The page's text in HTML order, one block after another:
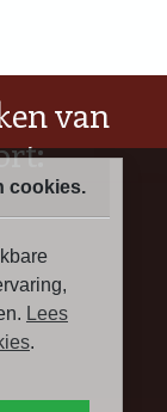
van
cookies.
Lees
.